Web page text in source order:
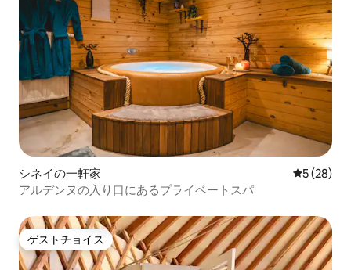
シネイの一軒家 レビュー
5 (28)
アルデンヌの入り口にあるプライベートスパ
ゲストチョイス
ゲストチョイス